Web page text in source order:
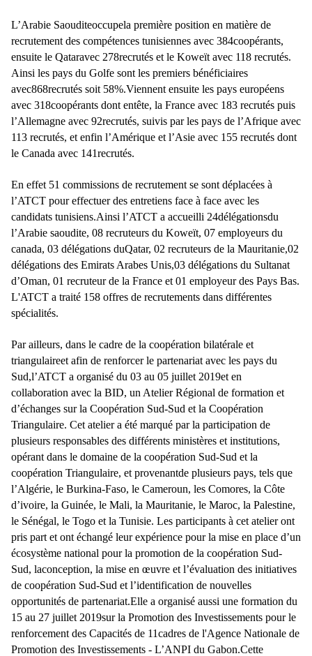
L’Arabie Saouditeoccupela première position en matière de
recrutement des compétences tunisiennes avec 384coopérants,
ensuite le Qataravec 278recrutés et le Koweït avec 118 recrutés.
Ainsi les pays du Golfe sont les premiers bénéficiaires
avec868recrutés soit 58%.Viennent ensuite les pays européens
avec 318coopérants dont entête, la France avec 183 recrutés puis
l’Allemagne avec 92recrutés, suivis par les pays de l’Afrique avec
113 recrutés, et enfin l’Amérique et l’Asie avec 155 recrutés dont
le Canada avec 141recrutés.
En effet 51 commissions de recrutement se sont déplacées à
l’ATCT pour effectuer des entretiens face à face avec les
candidats tunisiens.Ainsi l’ATCT a accueilli 24délégationsdu
l’Arabie saoudite, 08 recruteurs du Koweït, 07 employeurs du
canada, 03 délégations duQatar, 02 recruteurs de la Mauritanie,02
délégations des Emirats Arabes Unis,03 délégations du Sultanat
d’Oman, 01 recruteur de la France et 01 employeur des Pays Bas.
L'ATCT a traité 158 offres de recrutements dans différentes
spécialités.
Par ailleurs, dans le cadre de la coopération bilatérale et
triangulaireet afin de renforcer le partenariat avec les pays du
Sud,l’ATCT a organisé du 03 au 05 juillet 2019et en
collaboration avec la BID, un Atelier Régional de formation et
d’échanges sur la Coopération Sud-Sud et la Coopération
Triangulaire. Cet atelier a été marqué par la participation de
plusieurs responsables des différents ministères et institutions,
opérant dans le domaine de la coopération Sud-Sud et la
coopération Triangulaire, et provenantde plusieurs pays, tels que
l’Algérie, le Burkina-Faso, le Cameroun, les Comores, la Côte
d’ivoire, la Guinée, le Mali, la Mauritanie, le Maroc, la Palestine,
le Sénégal, le Togo et la Tunisie. Les participants à cet atelier ont
pris part et ont échangé leur expérience pour la mise en place d’un
écosystème national pour la promotion de la coopération Sud-
Sud, laconception, la mise en œuvre et l’évaluation des initiatives
de coopération Sud-Sud et l’identification de nouvelles
opportunités de partenariat.Elle a organisé aussi une formation du
15 au 27 juillet 2019sur la Promotion des Investissements pour le
renforcement des Capacités de 11cadres de l'Agence Nationale de
Promotion des Investissements - L’ANPI du Gabon.Cette